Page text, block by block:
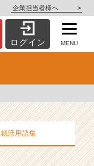
企業担当者様へ >
ログイン MENU
就活用語集